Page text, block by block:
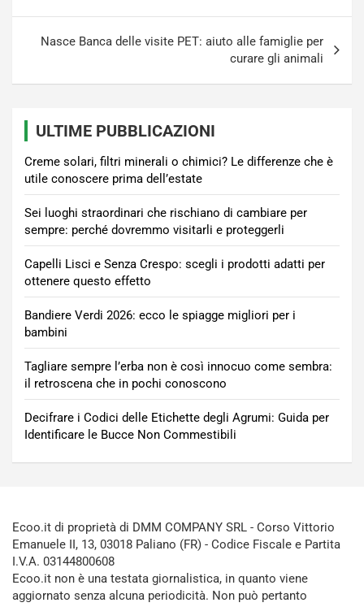
Nasce Banca delle visite PET: aiuto alle famiglie per
curare gli animali
ULTIME PUBBLICAZIONI
Creme solari, filtri minerali o chimici? Le differenze che è
utile conoscere prima dell’estate
Sei luoghi straordinari che rischiano di cambiare per
sempre: perché dovremmo visitarli e proteggerli
Capelli Lisci e Senza Crespo: scegli i prodotti adatti per
ottenere questo effetto
Bandiere Verdi 2026: ecco le spiagge migliori per i
bambini
Tagliare sempre l’erba non è così innocuo come sembra:
il retroscena che in pochi conoscono
Decifrare i Codici delle Etichette degli Agrumi: Guida per
Identificare le Bucce Non Commestibili
Ecoo.it di proprietà di DMM COMPANY SRL - Corso Vittorio
Emanuele II, 13, 03018 Paliano (FR) - Codice Fiscale e Partita
I.V.A. 03144800608
Ecoo.it non è una testata giornalistica, in quanto viene
aggiornato senza alcuna periodicità. Non può pertanto